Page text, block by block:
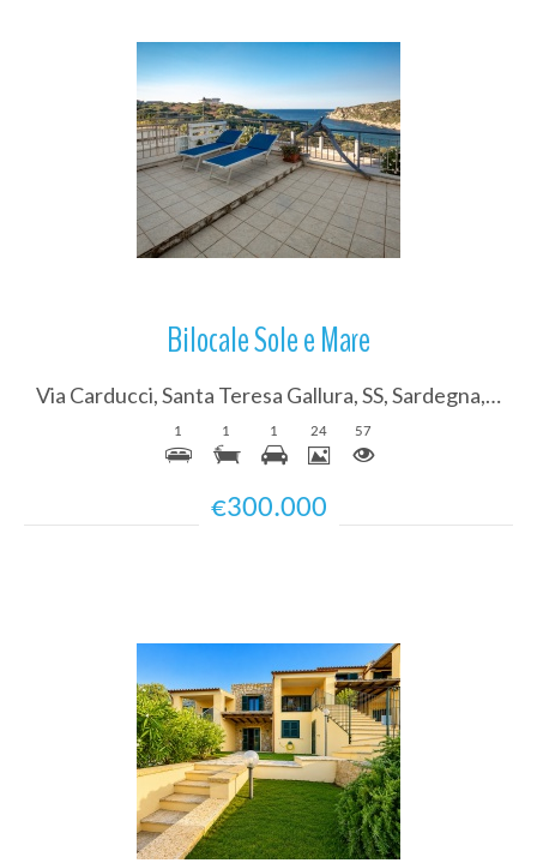
Più Dettagli
Bilocale Sole e Mare
Via Carducci, Santa Teresa Gallura, SS, Sardegna, Italy
1 1 1 24 57
€300.000
Più Dettagli